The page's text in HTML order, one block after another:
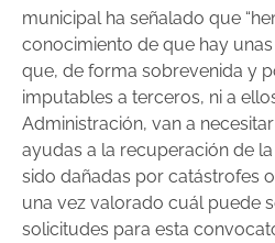
municipal ha señalado que
conocimiento de que hay
que, de forma sobrevenida y
imputables a terceros, ni a
Administración, van a
ayudas a la recuperación de
sido dañadas por catástrofes
una vez valorado cuál puede
solicitudes para esta